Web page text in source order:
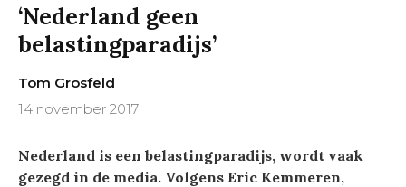
‘Nederland geen
belastingparadijs’
Tom Grosfeld
14 november 2017
Nederland is een belastingparadijs, wordt vaak
gezegd in de media. Volgens Eric Kemmeren,